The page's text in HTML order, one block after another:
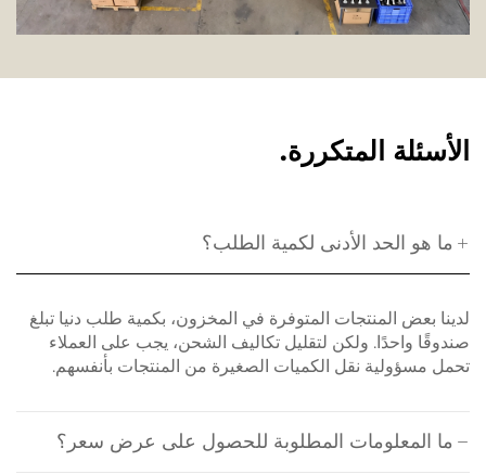
الأسئلة المتكررة.
ما هو الحد الأدنى لكمية الطلب؟
لدينا بعض المنتجات المتوفرة في المخزون، بكمية طلب دنيا تبلغ
صندوقًا واحدًا. ولكن لتقليل تكاليف الشحن، يجب على العملاء
تحمل مسؤولية نقل الكميات الصغيرة من المنتجات بأنفسهم.
ما المعلومات المطلوبة للحصول على عرض سعر؟